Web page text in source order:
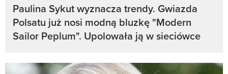
Paulina Sykut wyznacza trendy. Gwiazda
Polsatu już nosi modną bluzkę "Modern
Sailor Peplum". Upolowała ją w sieciówce